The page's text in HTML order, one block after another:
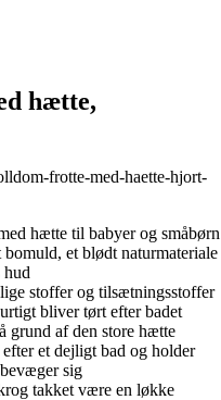
hætte,
frotte-med-haette-hjort-
hætte til babyer og småbørn
et blødt naturmateriale
hud
stoffer og tilsætningsstoffer
bliver tørt efter badet
grund af den store hætte
et dejligt bad og holder
sig
takket være en løkke